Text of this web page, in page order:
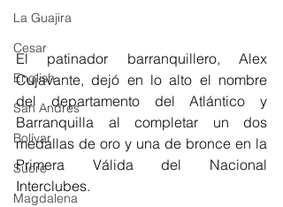
La Guajira
Cesar
English
San Andres
Bolívar
Sucre
Magdalena
El patinador barranquillero, Alex
Cujavante, dejó en lo alto el nombre
del departamento del Atlántico y
Barranquilla al completar un dos
medallas de oro y una de bronce en la
Primera Válida del Nacional
Interclubes.